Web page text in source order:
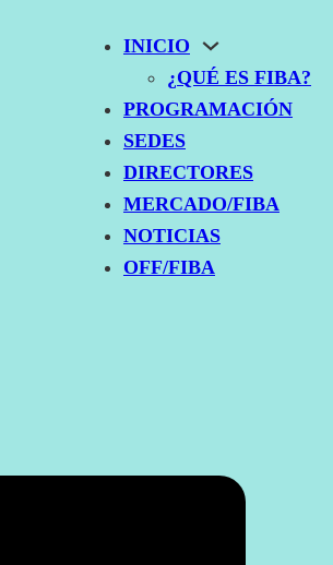
INICIO
¿QUÉ ES FIBA?
PROGRAMACIÓN
SEDES
DIRECTORES
MERCADO/FIBA
NOTICIAS
OFF/FIBA